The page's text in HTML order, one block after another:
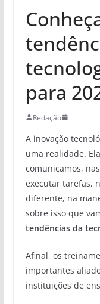
para
Redação
A inovação
uma realidade.
comunicamos,
executar tarefas,
diferente, na
sobre isso que
tendências da
Afinal, os
importantes
instituições de